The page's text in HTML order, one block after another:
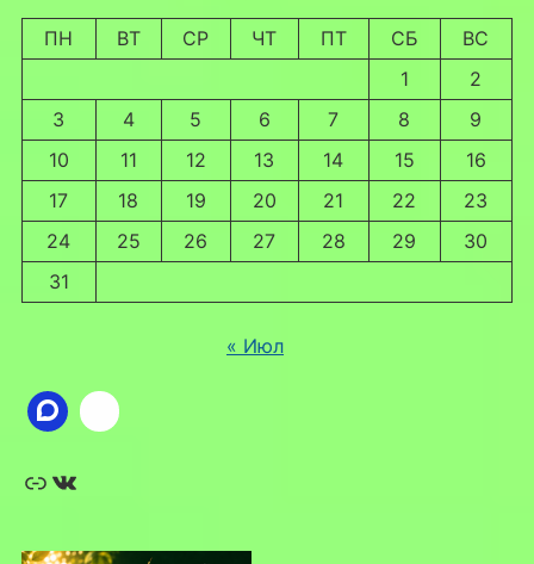
ПН ВТ СР ЧТ ПТ СБ
ВС
1
2
3
4 5 6 7 8
9
10
11 12 13 14 15
16
17
18 19 20 21 22
23
24
25 26 27 28 29
30
31
« Июл
Ссылка